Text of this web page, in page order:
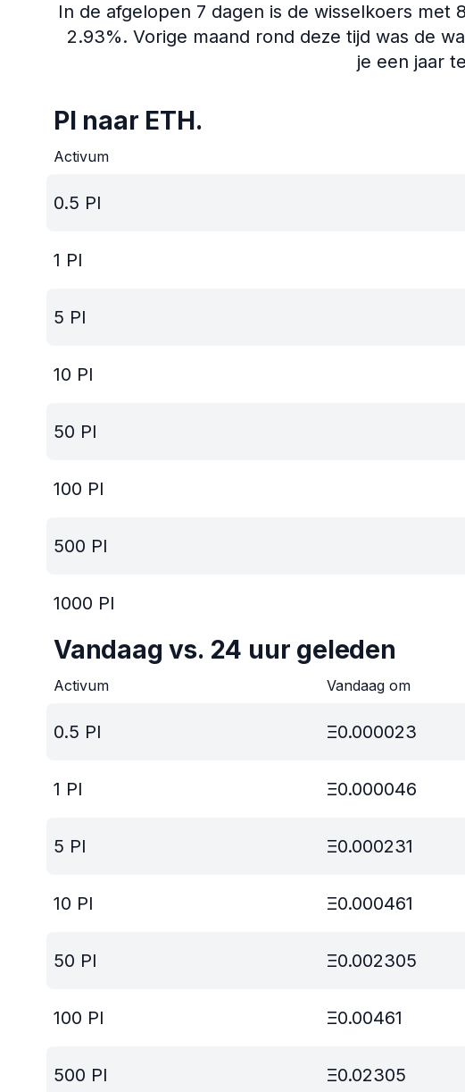
In de afgelopen 7 dagen is de wisselkoers met
2.93%. Vorige maand rond deze tijd was de
je een jaar
PI naar ETH.
Activum
0.5 PI
1 PI
5 PI
10 PI
50 PI
100 PI
500 PI
1000 PI
Vandaag vs. 24 uur geleden
Activum Vandaag om
0.5 PI Ξ0.000023
1 PI Ξ0.000046
5 PI Ξ0.000231
10 PI Ξ0.000461
50 PI Ξ0.002305
100 PI Ξ0.00461
500 PI Ξ0.02305